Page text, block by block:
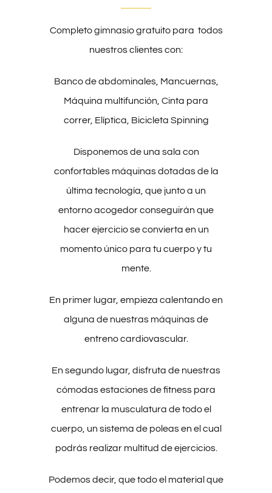
Completo gimnasio gratuito para todos
nuestros clientes con:
Banco de abdominales, Mancuernas,
Máquina multifunción, Cinta para
correr, Elíptica, Bicicleta Spinning
Disponemos de una sala con
confortables máquinas dotadas de la
última tecnología, que junto a un
entorno acogedor conseguirán que
hacer ejercicio se convierta en un
momento único para tu cuerpo y tu
mente.
En primer lugar, empieza calentando en
alguna de nuestras máquinas de
entreno cardiovascular.
En segundo lugar, disfruta de nuestras
cómodas estaciones de fitness para
entrenar la musculatura de todo el
cuerpo, un sistema de poleas en el cual
podrás realizar multitud de ejercicios.
Podemos decir, que todo el material que